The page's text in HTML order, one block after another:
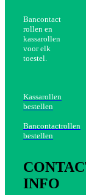
Bancontact
rollen en
kassarollen
voor elk
toestel.
Kassarollen
bestellen
Bancontactrollen
bestellen
INFO